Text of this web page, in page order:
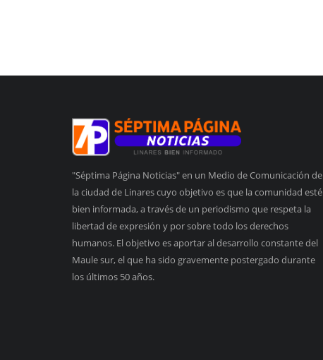
"Séptima Página Noticias" en un Medio de Comunicación de
la ciudad de Linares cuyo objetivo es que la comunidad esté
bien informada, a través de un periodismo que respeta la
libertad de expresión y por sobre todo los derechos
humanos. El objetivo es aportar al desarrollo constante del
Maule sur, el que ha sido gravemente postergado durante
los últimos 50 años.